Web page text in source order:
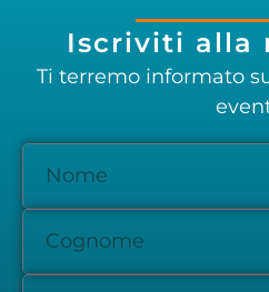
Iscriviti alla
Ti terremo informato